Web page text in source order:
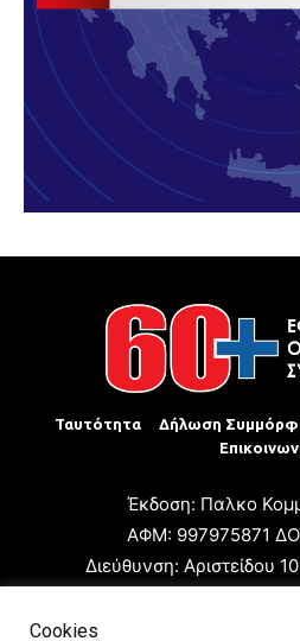
Ταυτότητα Δήλωση
Έκδοση: Παλκο
ΑΦΜ: 997975871
Διεύθυνση: Αριστείδου
Cookies